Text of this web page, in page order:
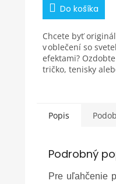
Do košíka
Chcete byť
v oblečení so
efektami?
tričko, tenisky
Popis
Podrobný
Pre uľahčenie